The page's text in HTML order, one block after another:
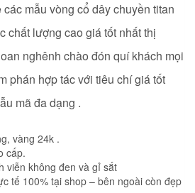
mẫu vòng cổ dây chuyền titan
chất lượng cao giá tốt nhất thị
nghênh chào đón quí khách mọi
phán hợp tác với tiêu chí giá tốt
mã đa dạng .
vàng 24k .
cấp.
viễn không đen và gỉ sắt
tế 100% tại shop – bên ngoài còn đẹp